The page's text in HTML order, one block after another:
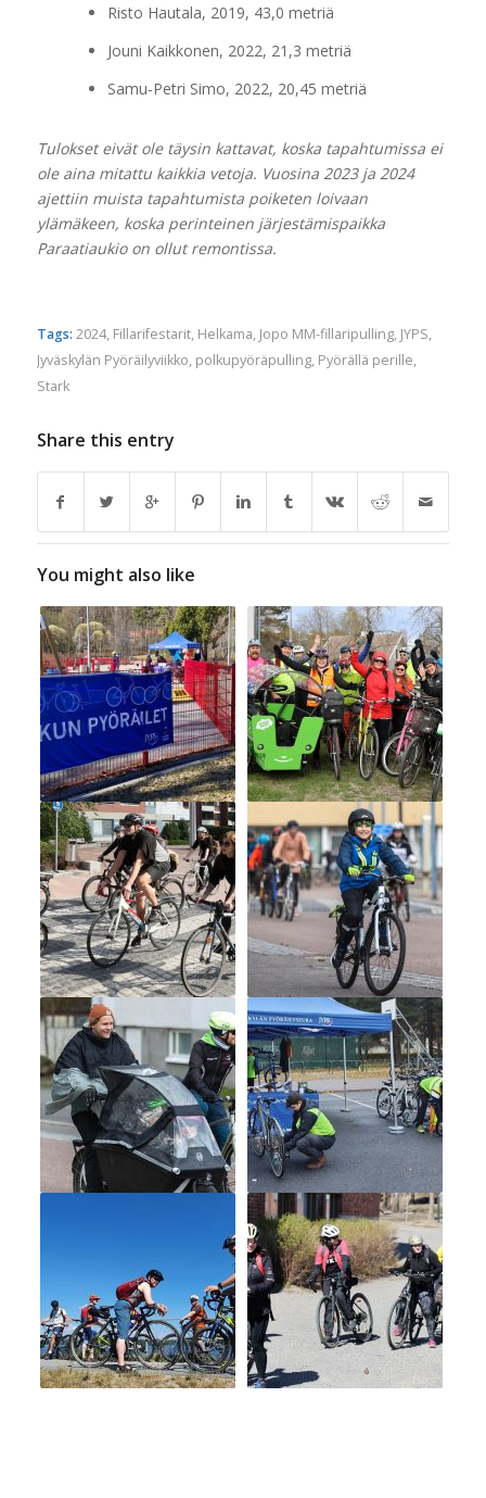
Risto Hautala, 2019, 43,0 metriä
Jouni Kaikkonen, 2022, 21,3 metriä
Samu-Petri Simo, 2022, 20,45 metriä
Tulokset eivät ole täysin kattavat, koska tapahtumissa ei
ole aina mitattu kaikkia vetoja. Vuosina 2023 ja 2024
ajettiin muista tapahtumista poiketen loivaan
ylämäkeen, koska perinteinen järjestämispaikka
Paraatiaukio on ollut remontissa.
Tags: 2024, Fillarifestarit, Helkama, Jopo MM-fillaripulling, JYPS,
Jyväskylän Pyöräilyviikko, polkupyöräpulling, Pyörällä perille,
Stark
Share this entry
You might also like